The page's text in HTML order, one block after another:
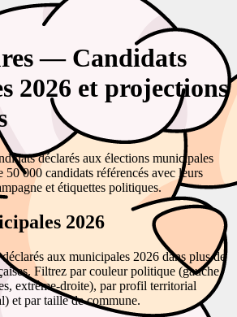
— Candidats
2026 et projections
déclarés aux élections municipales
50 000 candidats référencés avec leurs
et étiquettes politiques.
2026
aux municipales 2026 dans plus de
Filtrez par couleur politique (gauche,
extrême-droite), par profil territorial
et par taille de commune.